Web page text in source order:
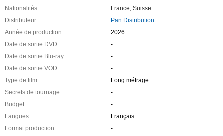
Nationalités France, Suisse
Distributeur
Pan Distribution
Année de production
2026
Date de sortie DVD
-
Date de sortie Blu-ray
-
Date de sortie VOD
-
Type de film
Long métrage
Secrets de tournage
-
Budget
-
Langues
Français
Format production
-